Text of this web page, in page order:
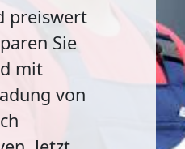
preiswert
Sie
mit
von